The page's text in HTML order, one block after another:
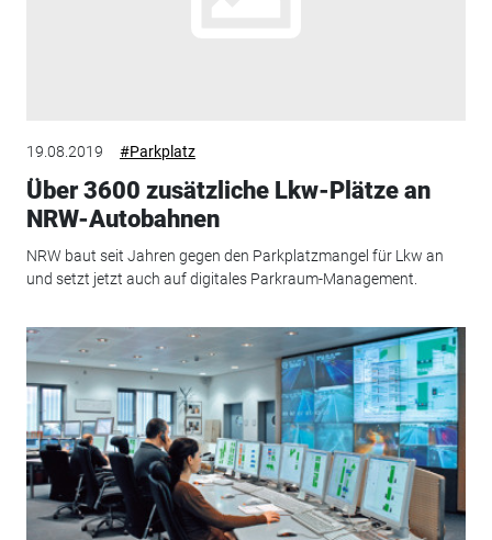
19.08.2019 #Parkplatz
Über 3600 zusätzliche Lkw-Plätze an
NRW-Autobahnen
NRW baut seit Jahren gegen den Parkplatzmangel für Lkw an
und setzt jetzt auch auf digitales Parkraum-Management.